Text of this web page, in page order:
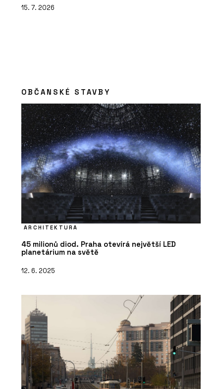
15. 7. 2026
OBČANSKÉ STAVBY
ARCHITEKTURA
45 milionů diod. Praha otevírá největší LED
planetárium na světě
12. 6. 2025